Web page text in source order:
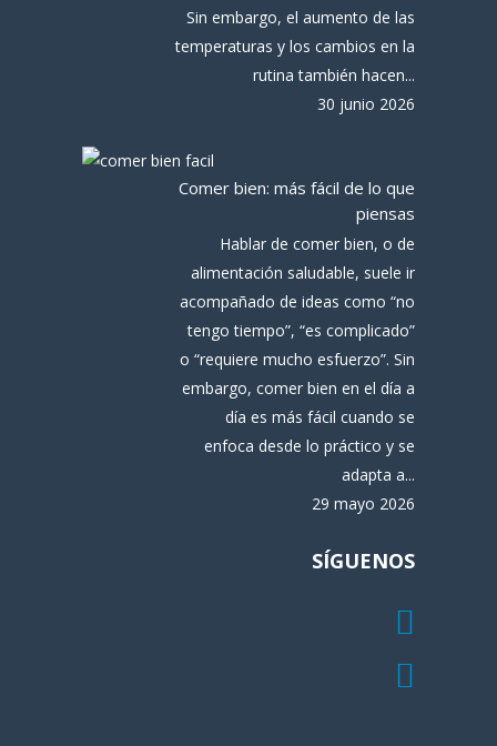
Sin embargo, el aumento de las
temperaturas y los cambios en la
rutina también hacen...
30 junio 2026
Comer bien: más fácil de lo que
piensas
Hablar de comer bien, o de
alimentación saludable, suele ir
acompañado de ideas como “no
tengo tiempo”, “es complicado”
o “requiere mucho esfuerzo”. Sin
embargo, comer bien en el día a
día es más fácil cuando se
enfoca desde lo práctico y se
adapta a...
29 mayo 2026
SÍGUENOS